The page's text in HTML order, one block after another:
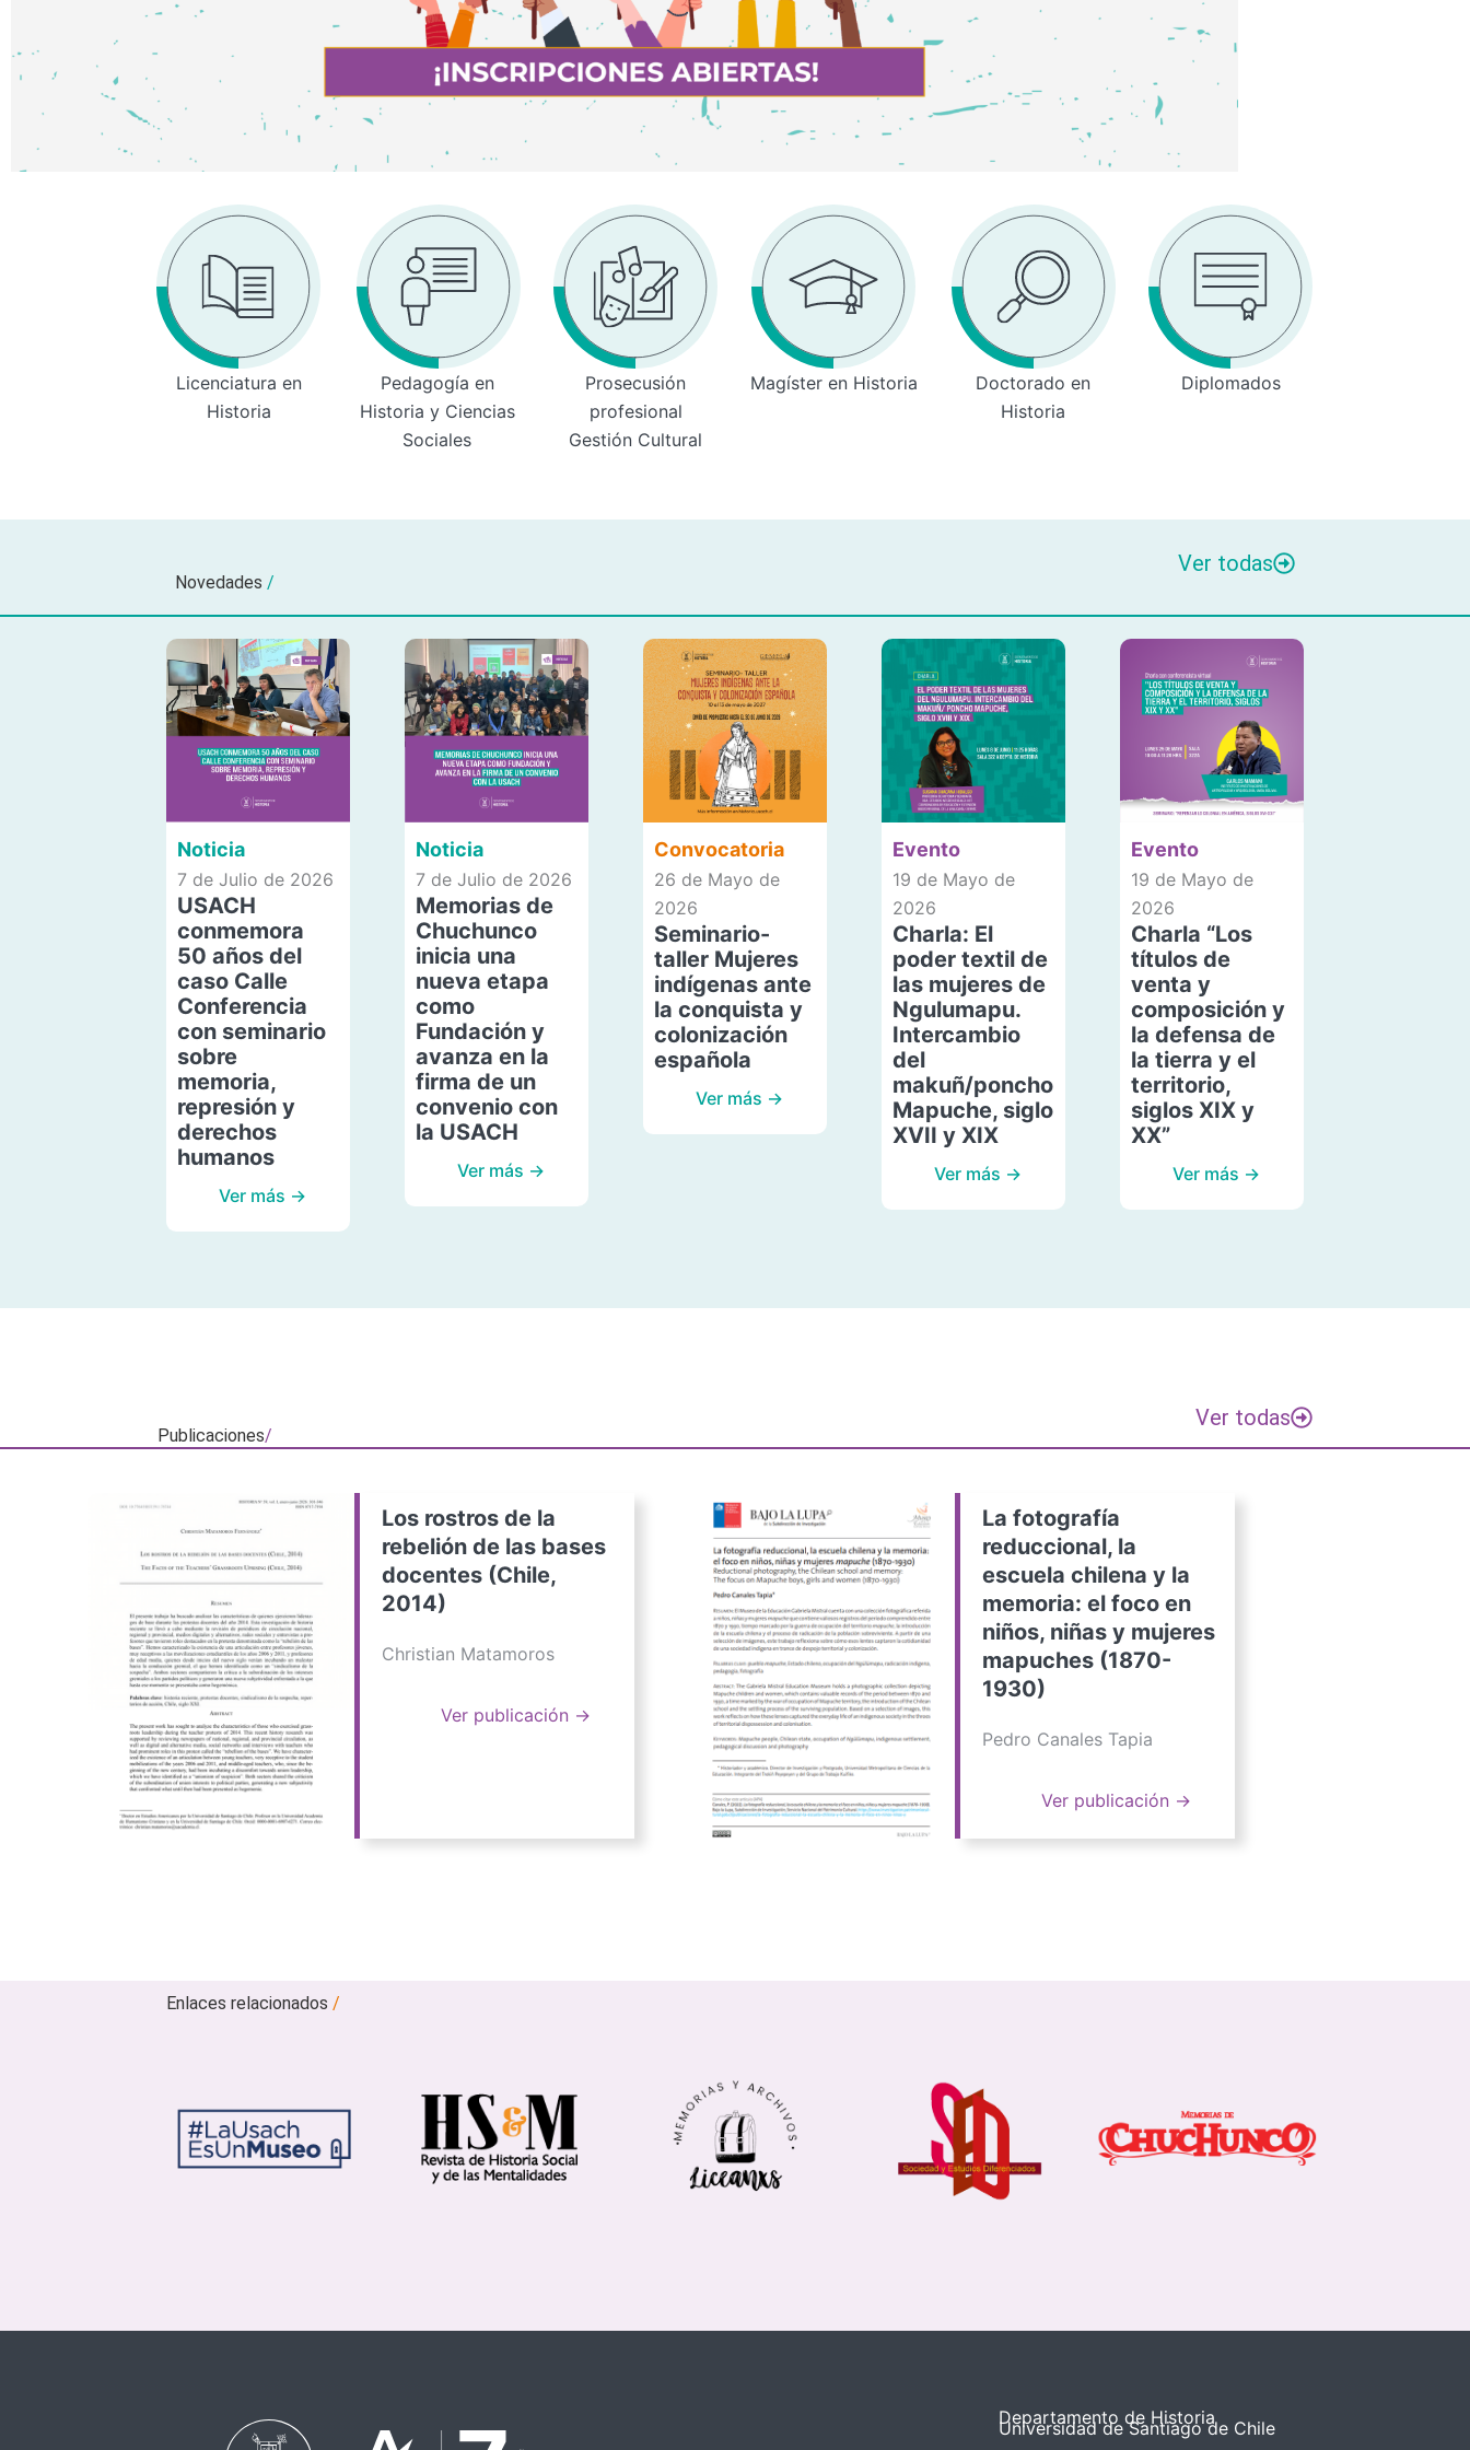
Licenciatura en
Historia
Pedagogía en
Historia y Ciencias
Sociales
Prosecusión
profesional
Gestión Cultural
Magíster en Historia
Doctorado en
Historia
Diplomados
Novedades /
Ver todas
Noticia
7 de Julio de 2026
USACH
conmemora
50 años del
caso Calle
Conferencia
con seminario
sobre
memoria,
represión y
derechos
humanos
Ver más →
Noticia
7 de Julio de 2026
Memorias de
Chuchunco
inicia una
nueva etapa
como
Fundación y
avanza en la
firma de un
convenio con
la USACH
Ver más →
Convocatoria
26 de Mayo de
2026
Seminario-
taller Mujeres
indígenas ante
la conquista y
colonización
española
Ver más →
Evento
19 de Mayo de
2026
Charla: El
poder textil de
las mujeres de
Ngulumapu.
Intercambio
del
makuñ/poncho
Mapuche, siglo
XVII y XIX
Ver más →
Evento
19 de Mayo de
2026
Charla “Los
títulos de
venta y
composición y
la defensa de
la tierra y el
territorio,
siglos XIX y
XX”
Ver más →
Publicaciones/
Ver todas
Los rostros de la
rebelión de las bases
docentes (Chile,
2014)
Christian Matamoros
Ver publicación →
La fotografía
reduccional, la
escuela chilena y la
memoria: el foco en
niños, niñas y mujeres
mapuches (1870-
1930)
Pedro Canales Tapia
Ver publicación →
Enlaces relacionados/
Departamento de Historia
Universidad de Santiago de Chile